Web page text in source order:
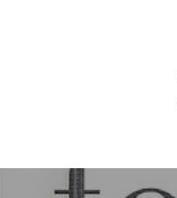
Navigation